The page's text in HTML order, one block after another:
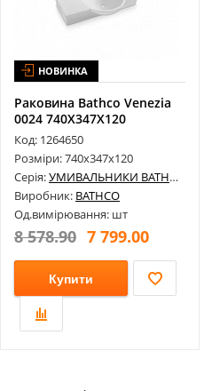
НОВИНКА
Раковина Bathco Venezia
0024 740X347X120
Код: 1264650
Розміри: 740х347х120
Серія:УМИВАЛЬНИКИ BATHCO
Виробник: BATHCO
Од.вимірювання: шт
8 578.90 7 799.00
Купити